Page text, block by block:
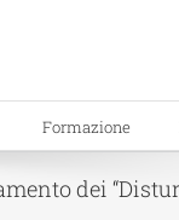
Formazione
dei